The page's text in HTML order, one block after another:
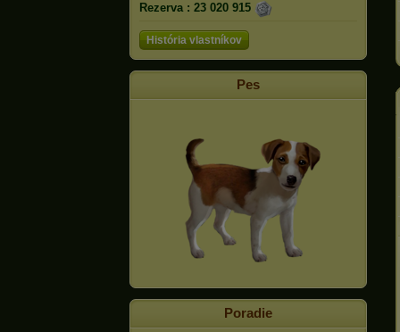
Rezerva : 23 020 915
História vlastníkov
Pes
Poradie